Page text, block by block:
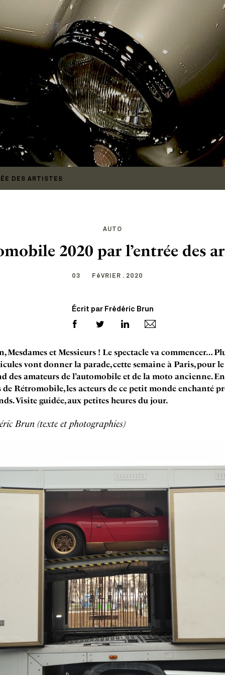
DES ARTISTES
AUTO
2020 par l’entrée des
03 FéVRIER . 2020
Écrit par Frédéric Brun
Mesdames et Messieurs ! Le spectacle va commencer…
vont donner la parade, cette semaine à Paris, pour
des amateurs de l’automobile et de la moto ancienne. En
de Rétromobile, les acteurs de ce petit monde enchanté
Visite guidée, aux petites heures du jour.
Brun (texte et photographies)